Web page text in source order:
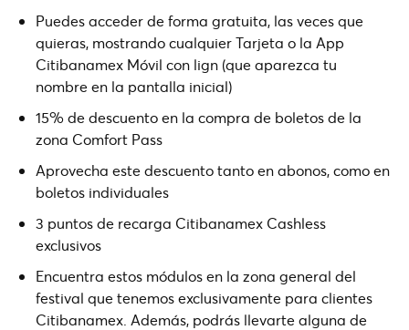
Puedes acceder de forma gratuita, las veces que
quieras, mostrando cualquier Tarjeta o la App
Citibanamex Móvil con lign (que aparezca tu
nombre en la pantalla inicial)
15% de descuento en la compra de boletos de la
zona Comfort Pass
Aprovecha este descuento tanto en abonos, como en
boletos individuales
3 puntos de recarga Citibanamex Cashless
exclusivos
Encuentra estos módulos en la zona general del
festival que tenemos exclusivamente para clientes
Citibanamex. Además, podrás llevarte alguna de